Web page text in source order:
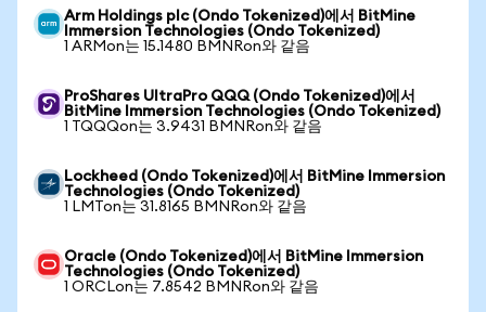
Arm Holdings plc (Ondo Tokenized)에서 BitMine
Immersion Technologies (Ondo Tokenized)
1 ARMon는 15.1480 BMNRon와 같음
ProShares UltraPro QQQ (Ondo Tokenized)에서
BitMine Immersion Technologies (Ondo Tokenized)
1 TQQQon는 3.9431 BMNRon와 같음
Lockheed (Ondo Tokenized)에서 BitMine Immersion
Technologies (Ondo Tokenized)
1 LMTon는 31.8165 BMNRon와 같음
Oracle (Ondo Tokenized)에서 BitMine Immersion
Technologies (Ondo Tokenized)
1 ORCLon는 7.8542 BMNRon와 같음